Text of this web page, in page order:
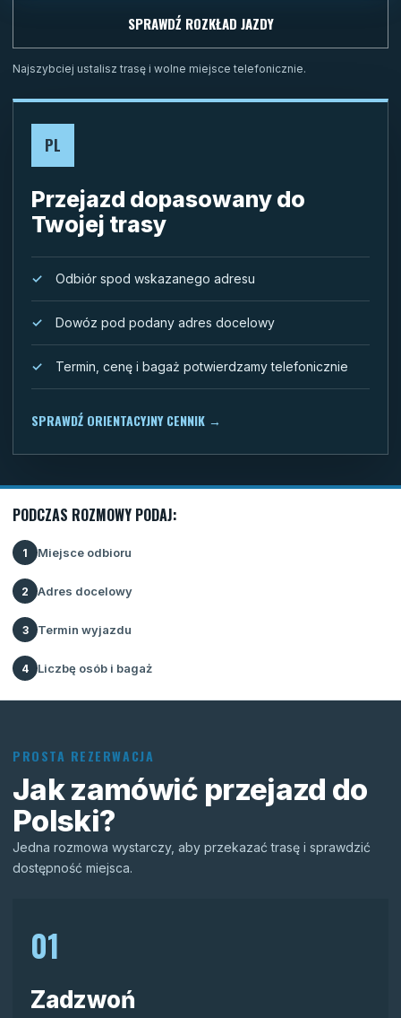
SPRAWDŹ ROZKŁAD JAZDY
Najszybciej ustalisz trasę i wolne miejsce telefonicznie.
PL
Przejazd dopasowany do
Twojej trasy
Odbiór spod wskazanego adresu
Dowóz pod podany adres docelowy
Termin, cenę i bagaż potwierdzamy telefonicznie
SPRAWDŹ ORIENTACYJNY CENNIK →
PODCZAS ROZMOWY PODAJ:
1 Miejsce odbioru
2 Adres docelowy
3 Termin wyjazdu
4 Liczbę osób i bagaż
PROSTA REZERWACJA
Jak zamówić przejazd do
Polski?
Jedna rozmowa wystarczy, aby przekazać trasę i sprawdzić
dostępność miejsca.
01
Zadzwoń